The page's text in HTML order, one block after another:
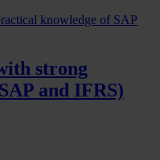
strong
and IFRS)